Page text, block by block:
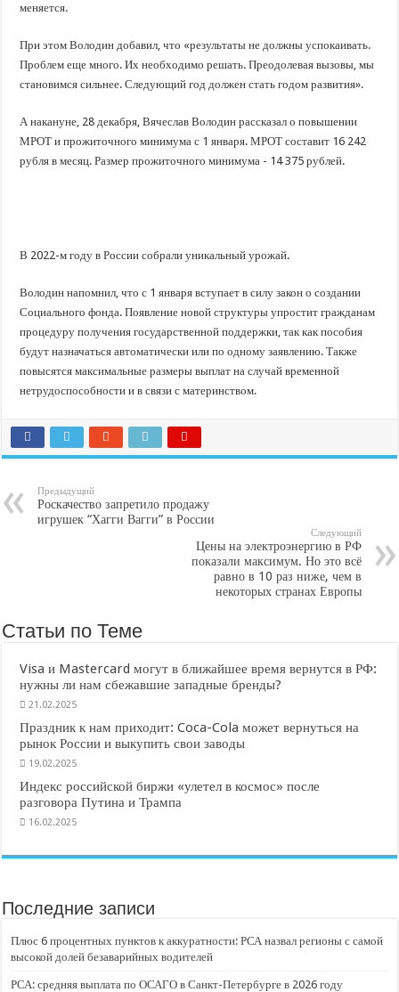
меняется.
При этом Володин добавил, что «результаты не должны успокаивать.
Проблем еще много. Их необходимо решать. Преодолевая вызовы, мы
становимся сильнее. Следующий год должен стать годом развития».
А накануне, 28 декабря, Вячеслав Володин рассказал о повышении
МРОТ и прожиточного минимума с 1 января. МРОТ составит 16 242
рубля в месяц. Размер прожиточного минимума - 14 375 рублей.
В 2022-м году в России собрали уникальный урожай.
Володин напомнил, что с 1 января вступает в силу закон о создании
Социального фонда. Появление новой структуры упростит гражданам
процедуру получения государственной поддержки, так как пособия
будут назначаться автоматически или по одному заявлению. Также
повысятся максимальные размеры выплат на случай временной
нетрудоспособности и в связи с материнством.
Предыдущий
Роскачество запретило продажу
игрушек “Хагги Вагги” в России
Следующий
Цены на электроэнергию в РФ
показали максимум. Но это всё
равно в 10 раз ниже, чем в
некоторых странах Европы
Статьи по Теме
Visa и Mastercard могут в ближайшее время вернутся в РФ:
нужны ли нам сбежавшие западные бренды?
21.02.2025
Праздник к нам приходит: Coca-Cola может вернуться на
рынок России и выкупить свои заводы
19.02.2025
Индекс российской биржи «улетел в космос» после
разговора Путина и Трампа
16.02.2025
Последние записи
Плюс 6 процентных пунктов к аккуратности: РСА назвал регионы с самой
высокой долей безаварийных водителей
РСА: средняя выплата по ОСАГО в Санкт-Петербурге в 2026 году